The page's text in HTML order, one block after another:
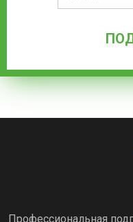
Профессиональная